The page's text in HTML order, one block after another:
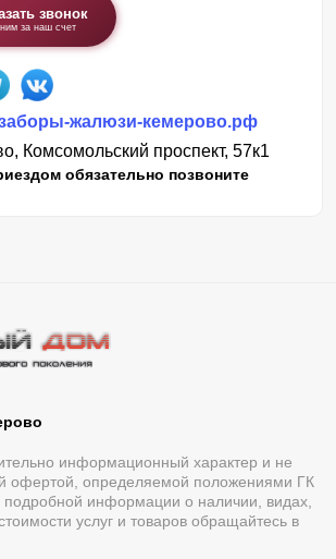
звонок
за наш счет
жалюзи-кемерово.рф
Комсомольский проспект, 57к1
обязательно позвоните
информационный характер и не
офертой, определяемой положениями ГК
информации о наличии, видах,
услуг и товаров обращайтесь в